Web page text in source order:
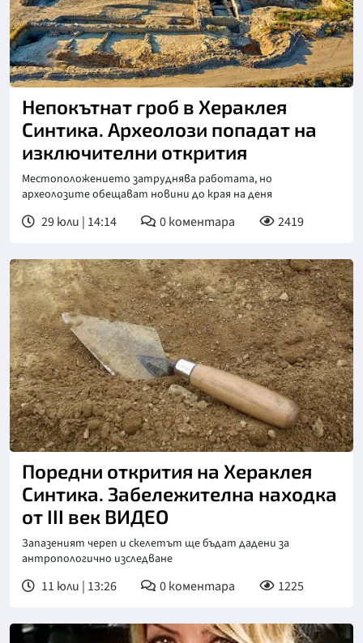
Непокътнат гроб в Хераклея
Синтика. Археолози попадат на
изключителни открития
Местоположението затруднява работата, но
археолозите обещават новини до края на деня
29 юли | 14:14 0коментара 2419
Поредни открития на Хераклея
Синтика. Забележителна находка
от III век ВИДЕО
Запазеният череп и скелетът ще бъдат дадени за
антропологично изследване
11 юли | 13:26 0коментара 1225